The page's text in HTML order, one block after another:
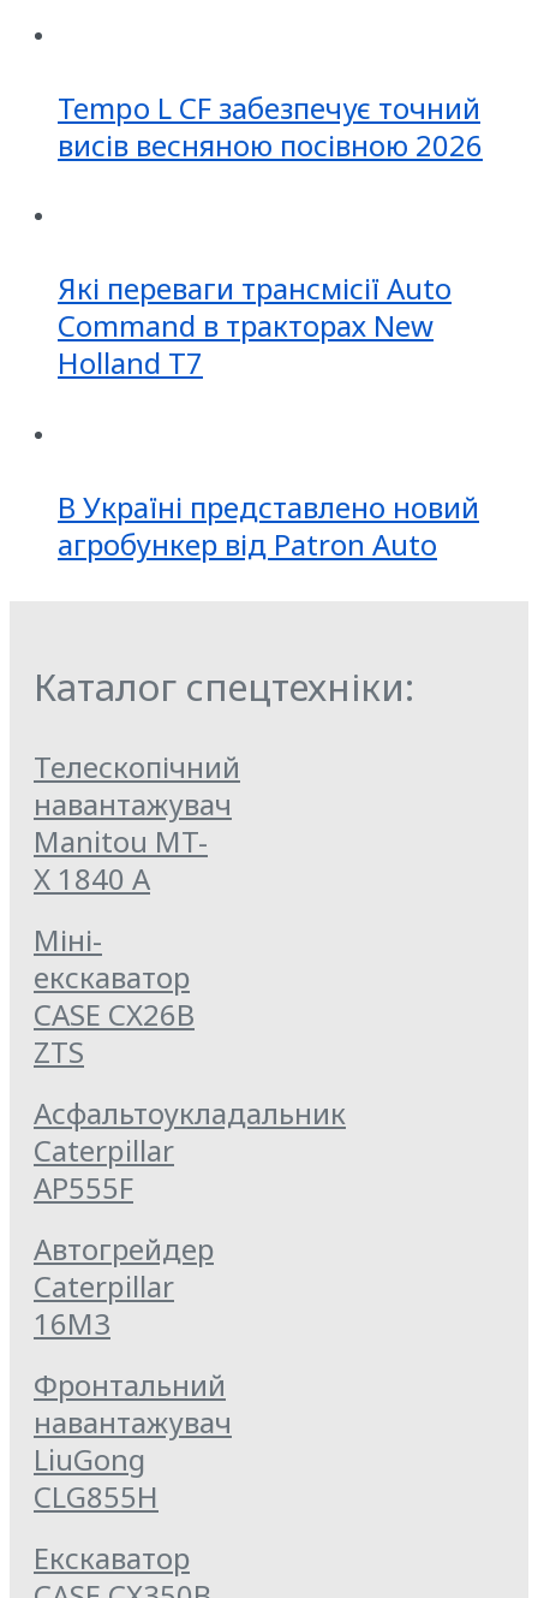
Tempo L CF забезпечує точний
висів весняною посівною 2026
Які переваги трансмісії Auto
Command в тракторах New
Holland T7
В Україні представлено новий
агробункер від Patron Auto
Каталог спецтехніки:
Телескопічний
навантажувач
Manitou MT-
X 1840 A
Міні-
екскаватор
CASE CX26B
ZTS
Асфальтоукладальник
Caterpillar
AP555F
Автогрейдер
Caterpillar
16M3
Фронтальний
навантажувач
LiuGong
CLG855Н
Екскаватор